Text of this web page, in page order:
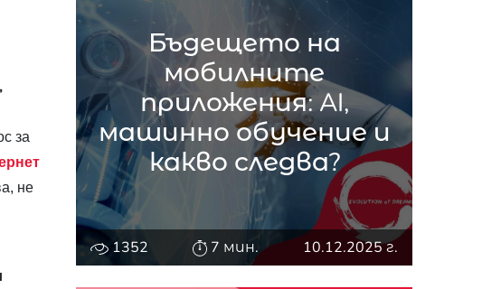
за
не
Бъдещето на
мобилните
приложения: AI,
машинно обучение и
какво следва?
1352 7 мин. 10.12.2025 г.